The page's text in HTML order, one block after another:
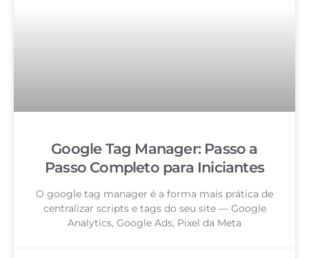
Google Tag Manager: Passo a
Passo Completo para Iniciantes
O google tag manager é a forma mais prática de
centralizar scripts e tags do seu site — Google
Analytics, Google Ads, Pixel da Meta